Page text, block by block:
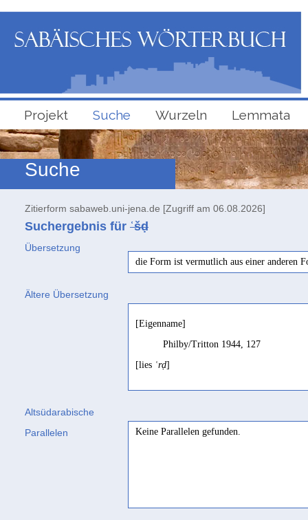
Projekt Suche Wurzeln Lemmata
Suche
Zitierform sabaweb.uni-jena.de [Zugriff am 06.08.2026]
Suchergebnis für ʿšḍ
Übersetzung
die Form ist vermutlich aus einer anderen
Ältere Übersetzung
[Eigenname]
Philby/Tritton 1944, 127
[lies ʿrḍ]
Altsüdarabische
Parallelen
Keine Parallelen gefunden.